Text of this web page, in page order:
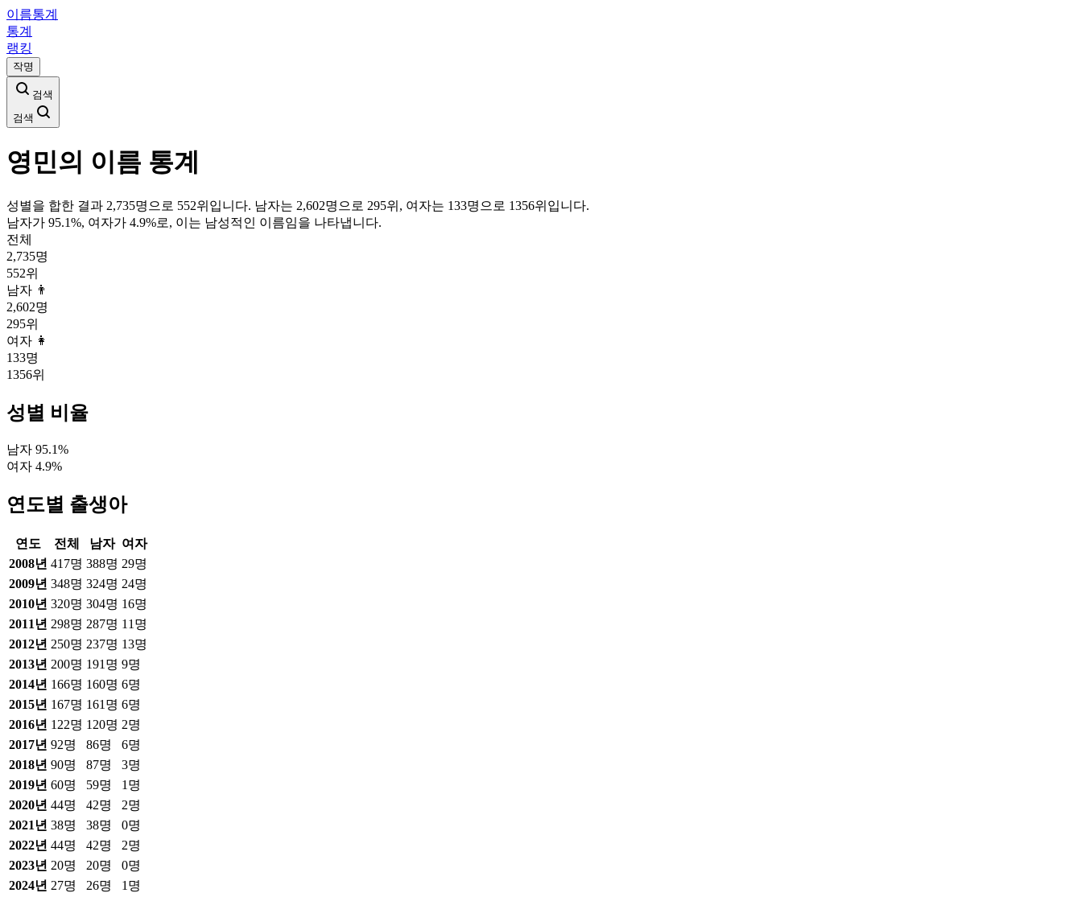
이름통계
통계
랭킹
작명
검색
검색
영민의 이름 통계
성별을 합한 결과 2,735명으로 552위입니다. 남자는 2,602명으로 295위, 여자는 133명으로 1356위입니다.
남자가 95.1%, 여자가 4.9%로, 이는 남성적인 이름임을 나타냅니다.
전체
2,735명
552위
남자 👨
2,602명
295위
여자 👩
133명
1356위
성별 비율
남자 95.1%
여자 4.9%
연도별 출생아
연도 전체 남자 여자
2008년 417명 388명 29명
2009년 348명 324명 24명
2010년 320명 304명 16명
2011 년 298명 287명 11 명
2012년 250명 237명 13명
2013년 200명 191 명 9명
2014년 166명 160명 6명
2015년 167명 161 명 6명
2016년 122명 120명 2명
2017년 92명 86명 6명
2018년 90명 87명 3명
2019년 60명 59명 1 명
2020년 44명 42명 2명
2021 년 38명 38명 0명
2022년 44명 42명 2명
2023년 20명 20명 0명
2024년 27명 26명 1 명